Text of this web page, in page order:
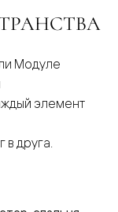
Модуле
элемент
в друга.